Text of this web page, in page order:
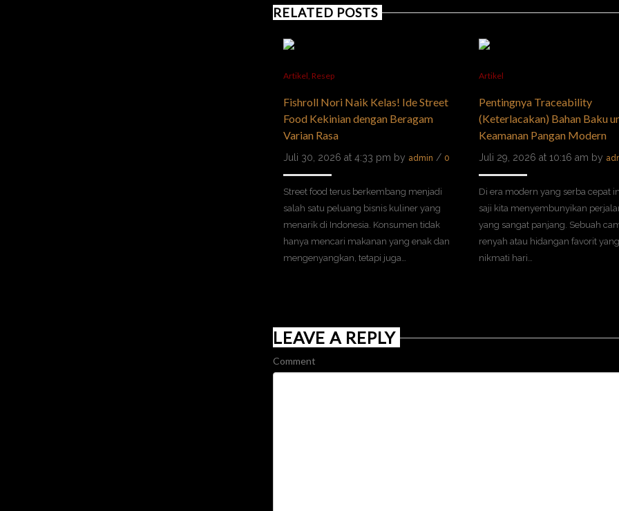
RELATED POSTS
Artikel, Resep
Fishroll Nori Naik Kelas! Ide Street
Food Kekinian dengan Beragam
Varian Rasa
Juli 30, 2026 at 4:33 pm by admin / 0
Street food terus berkembang menjadi
salah satu peluang bisnis kuliner yang
menarik di Indonesia. Konsumen tidak
hanya mencari makanan yang enak dan
mengenyangkan, tetapi juga…
Artikel
Pentingnya Traceability
(Keterlacakan) Bahan Baku
Keamanan Pangan Modern
Juli 29, 2026 at 10:16 am by
Di era modern yang serba cepat
saji kita menyembunyikan
yang sangat panjang. Sebuah
renyah atau hidangan favorit
nikmati hari…
LEAVE A REPLY
Comment